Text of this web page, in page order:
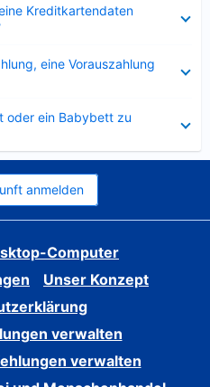
Kreditkartendaten
eine Vorauszahlung
oder ein Babybett zu
anmelden
Computer
Unser Konzept
verwalten
verwalten